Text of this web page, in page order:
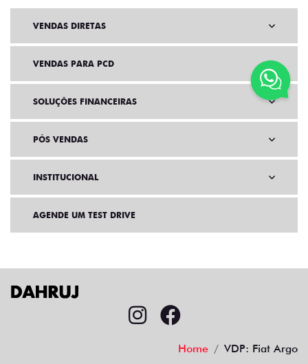
VENDAS DIRETAS
VENDAS PARA PCD
SOLUÇÕES FINANCEIRAS
PÓS VENDAS
INSTITUCIONAL
AGENDE UM TEST DRIVE
Home VDP: Fiat Argo